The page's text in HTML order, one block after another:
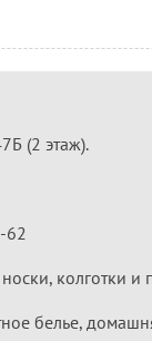
(2 этаж).
62
носки, колготки и
белье,